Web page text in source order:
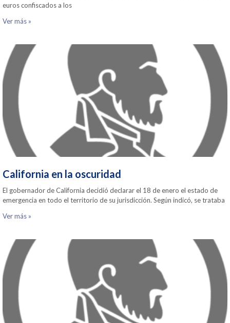
euros confiscados a los
Ver más »
California en la oscuridad
El gobernador de California decidió declarar el 18 de enero el estado de
emergencia en todo el territorio de su jurisdicción. Según indicó, se trataba
Ver más »